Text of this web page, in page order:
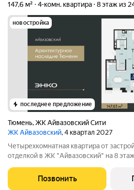
147,6 м²
4-комн. квартира 8 этаж из
новостройка
последнее предложение
Тюмень,ЖК Айвазовский Сити
ЖК Айвазовский, 4 квартал 2027
Четырехкомнатная квартира от
отделкой в ЖК "Айвазовский" на 8
возможность воплотить в жизнь свои
Общая площадь: 147.63 кв.м.,
Позвонить